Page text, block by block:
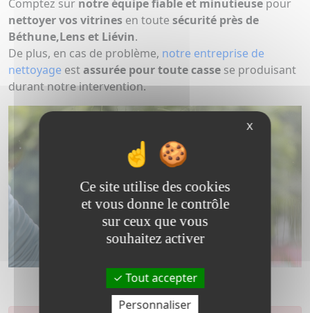
Comptez sur notre équipe fiable et minutieuse pour
nettoyer vos vitrines en toute sécurité près de
Béthune,Lens et Liévin.
De plus, en cas de problème, notre entreprise de
nettoyage estassurée pour toute casse se produisant
durant notre intervention.
X
Ce site utilise des cookies
et vous donne le contrôle
sur ceux que vous
souhaitez activer
Tout accepter
Personnaliser